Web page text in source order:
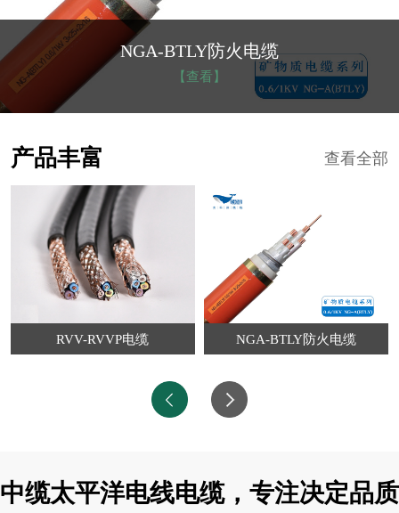
NGA-BTLY防火电缆
【查看】
查看全部
产品丰富
RVV-RVVP电缆 NGA-BTLY防火电缆
中缆太平洋电线电缆，专注决定品质